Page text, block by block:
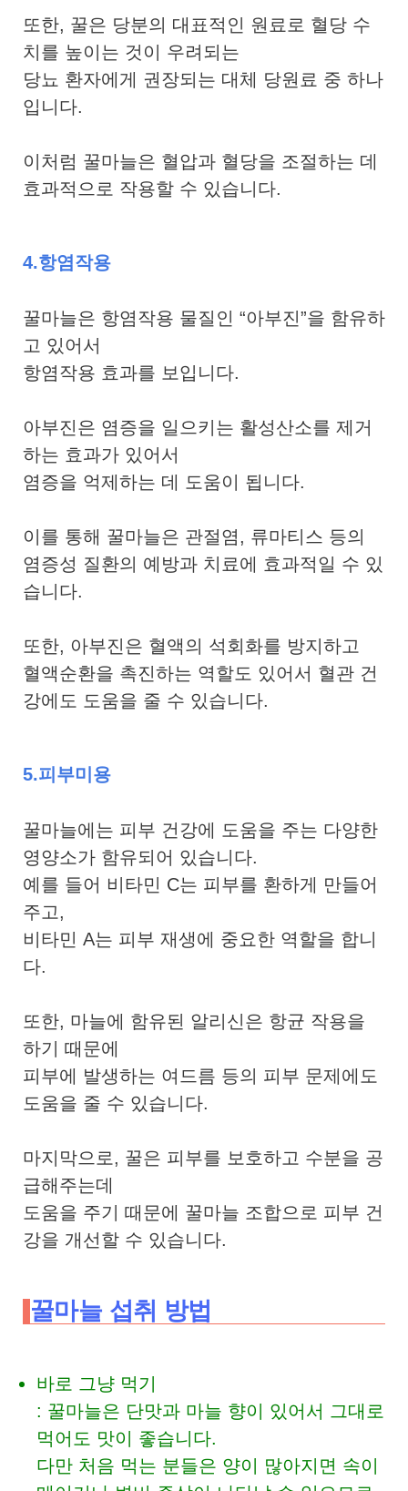
또한, 꿀은 당분의 대표적인 원료로 혈당 수
치를 높이는 것이 우려되는
당뇨 환자에게 권장되는 대체 당원료 중 하나
입니다.
이처럼 꿀마늘은 혈압과 혈당을 조절하는 데
효과적으로 작용할 수 있습니다.
4.항염작용
꿀마늘은 항염작용 물질인 “아부진”을 함유하
고 있어서
항염작용 효과를 보입니다.
아부진은 염증을 일으키는 활성산소를 제거
하는 효과가 있어서
염증을 억제하는 데 도움이 됩니다.
이를 통해 꿀마늘은 관절염, 류마티스 등의
염증성 질환의 예방과 치료에 효과적일 수 있
습니다.
또한, 아부진은 혈액의 석회화를 방지하고
혈액순환을 촉진하는 역할도 있어서 혈관 건
강에도 도움을 줄 수 있습니다.
5.피부미용
꿀마늘에는 피부 건강에 도움을 주는 다양한
영양소가 함유되어 있습니다.
예를 들어 비타민 C는 피부를 환하게 만들어
주고,
비타민 A는 피부 재생에 중요한 역할을 합니
다.
또한, 마늘에 함유된 알리신은 항균 작용을
하기 때문에
피부에 발생하는 여드름 등의 피부 문제에도
도움을 줄 수 있습니다.
마지막으로, 꿀은 피부를 보호하고 수분을 공
급해주는데
도움을 주기 때문에 꿀마늘 조합으로 피부 건
강을 개선할 수 있습니다.
꿀마늘 섭취 방법
바로 그냥 먹기
: 꿀마늘은 단맛과 마늘 향이 있어서 그대로
먹어도 맛이 좋습니다.
다만 처음 먹는 분들은 양이 많아지면 속이